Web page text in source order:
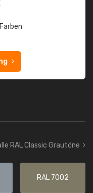
RAL Classic Grautöne
RAL 7002